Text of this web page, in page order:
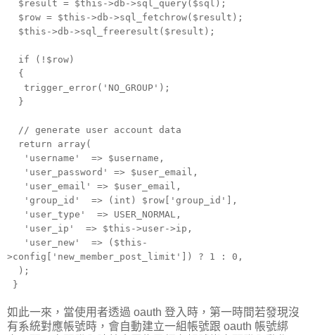
$result = $this->db->sql_query($sql);
$row = $this->db->sql_fetchrow($result);
$this->db->sql_freeresult($result);
if (!$row)
{
trigger_error('NO_GROUP');
}
// generate user account data
return array(
'username'
=> $username,
'user_password'
=> $user_email,
'user_email'
=> $user_email,
'group_id'
=> (int) $row['group_id'],
'user_type'
=> USER_NORMAL,
'user_ip'
=> $this->user->ip,
'user_new'
=> ($this-
>config['new_member_post_limit']) ? 1 : 0,
);
}
如此一來，當使用者透過 oauth 登入時，第一時間若發現沒
有系統對應帳號時，會自動建立一組帳號跟 oauth 帳號綁